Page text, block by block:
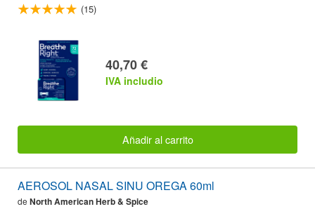
(15)
40,70 €
IVA includio
Añadir al carrito
AEROSOL NASAL SINU OREGA 60ml
de North American Herb & Spice